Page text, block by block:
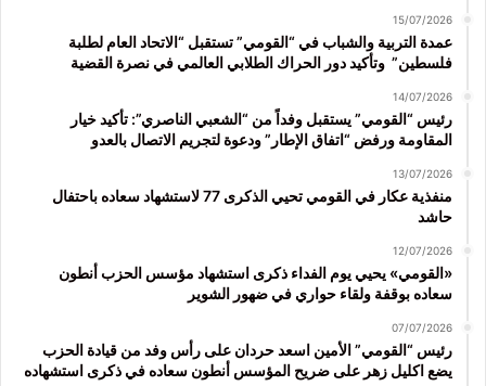
15/07/2026
عمدة التربية والشباب في “القومي” تستقبل “الاتحاد العام لطلبة
فلسطين” وتأكيد دور الحراك الطلابي العالمي في نصرة القضية
14/07/2026
رئيس “القومي” يستقبل وفداً من “الشعبي الناصري”: تأكيد خيار
المقاومة ورفض “اتفاق الإطار” ودعوة لتجريم الاتصال بالعدو
13/07/2026
منفذية عكار في القومي تحيي الذكرى 77 لاستشهاد سعاده باحتفال
حاشد
12/07/2026
«القومي» يحيي يوم الفداء ذكرى استشهاد مؤسس الحزب أنطون
سعاده بوقفة ولقاء حواري في ضهور الشوير
07/07/2026
رئيس “القومي” الأمين اسعد حردان على رأس وفد من قيادة الحزب
يضع اكليل زهر على ضريح المؤسس أنطون سعاده في ذكرى استشهاده